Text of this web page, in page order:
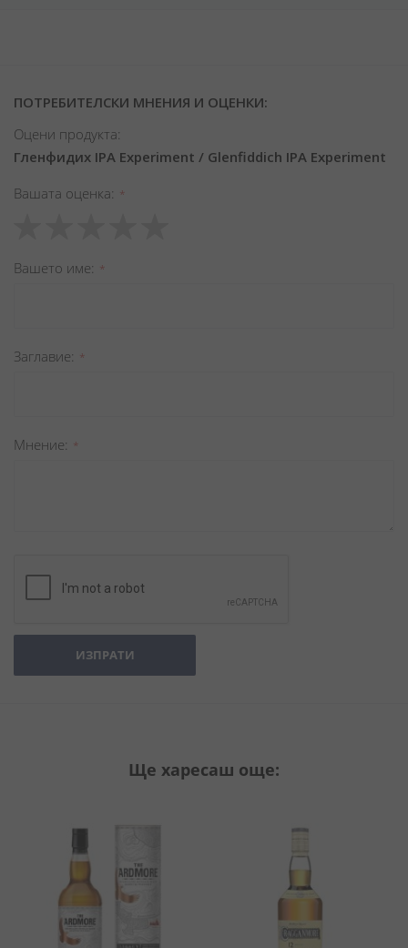
ПОТРЕБИТЕЛСКИ МНЕНИЯ И ОЦЕНКИ:
Оцени продукта:
Гленфидих IPA Experiment / Glenfiddich IPA Experiment
Вашата оценка
star
stars
stars
stars
stars
Вашето име
Заглавиe
Мнение
ИЗПРАТИ
Ще харесаш още: